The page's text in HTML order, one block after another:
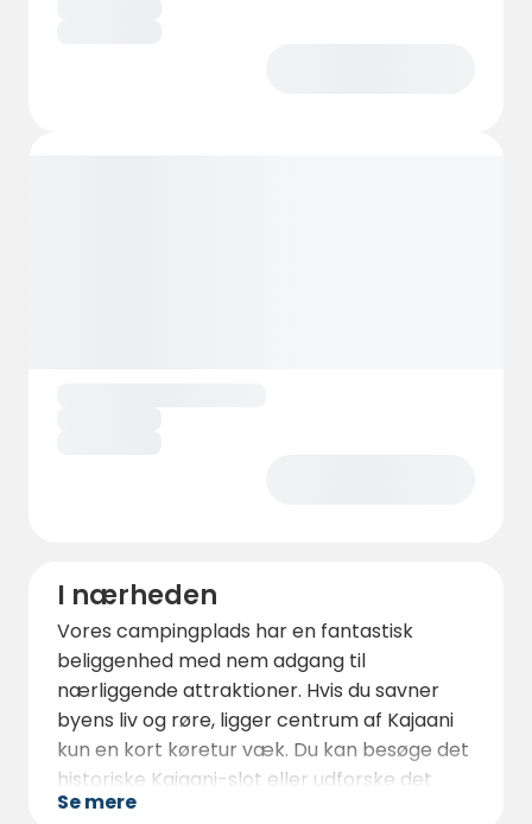
I nærheden
Vores campingplads har en fantastisk
beliggenhed med nem adgang til
nærliggende attraktioner. Hvis du savner
byens liv og røre, ligger centrum af Kajaani
kun en kort køretur væk. Du kan besøge det
historiske Kajaani-slot eller udforske det
kulturelle liv i området.
Se mere